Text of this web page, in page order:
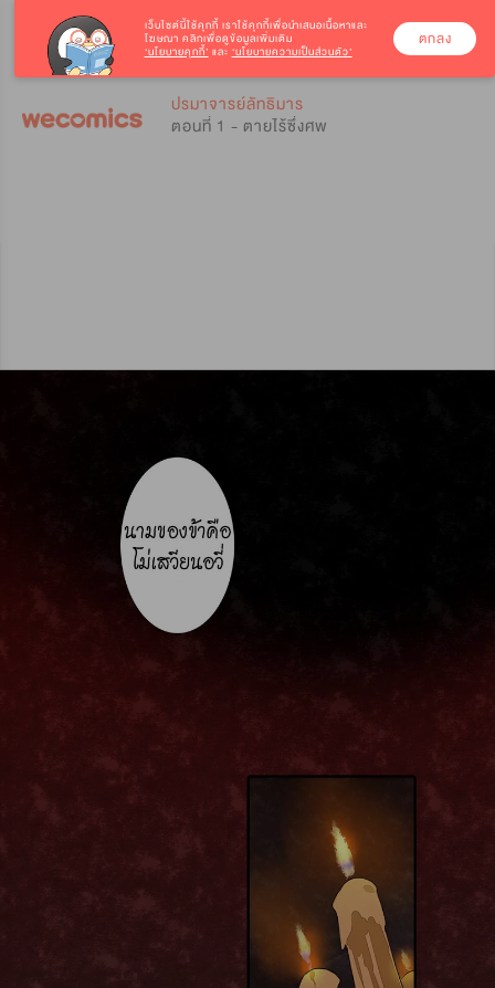
ปรมาจารย์ลัทธิมาร
ตอนที่ 1 - ตายไร้ซึ่งศพ
เว็บไซต์นี้ใช้คุกกี้ เราใช้คุกกี้เพื่อนำเสนอเนื้อหาและ
โฆษณา คลิกเพื่อดูข้อมูลเพิ่มเติม
‘นโยบายคุกกี้’ และ ‘นโยบายความเป็นส่วนตัว’
ตกลง